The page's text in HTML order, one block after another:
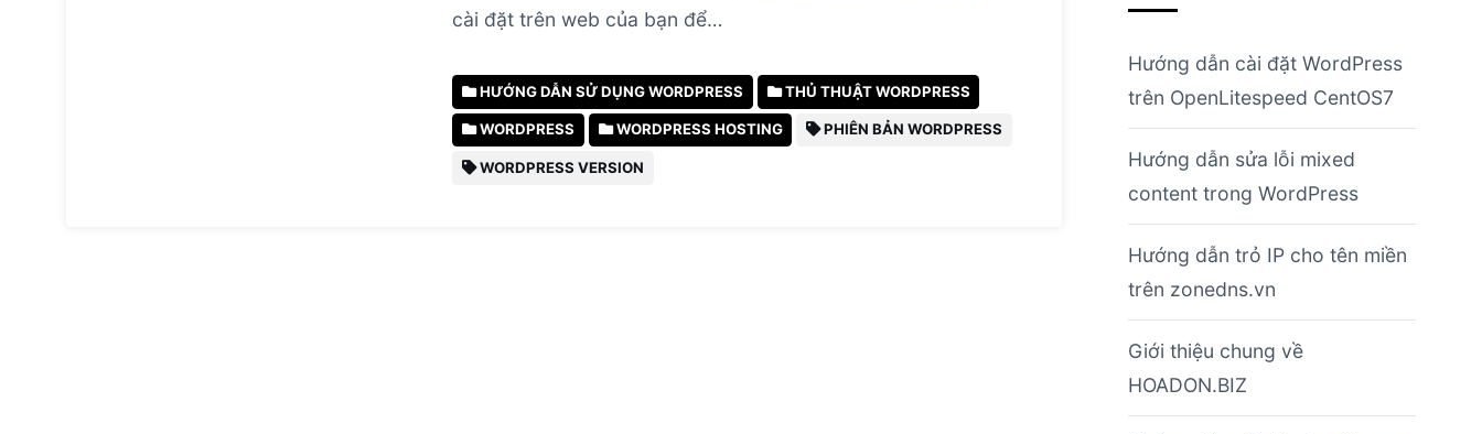
cài đặt trên web của bạn để…
HƯỚNG DẪN SỬ DỤNG WORDPRESS THỦ THUẬT WORDPRESS
WORDPRESS WORDPRESS HOSTING PHIÊN BẢN WORDPRESS
WORDPRESS VERSION
Hướng dẫn cài đặt WordPress
trên OpenLitespeed CentOS7
Hướng dẫn sửa lỗi mixed
content trong WordPress
Hướng dẫn trỏ IP cho tên miền
trên zonedns.vn
Giới thiệu chung về
HOADON.BIZ